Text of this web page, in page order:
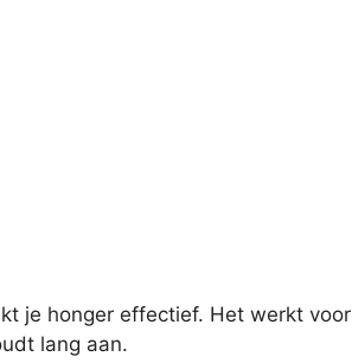
je honger effectief. Het werkt
lang aan.